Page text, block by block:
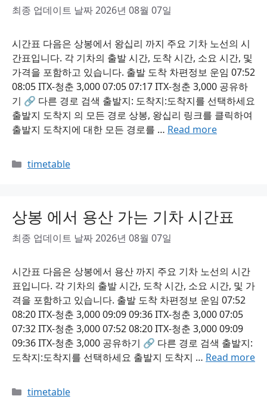
최종 업데이트 날짜 2026년 08월 07일
시간표 다음은 상봉에서 왕십리 까지 주요 기차 노선의 시
간표입니다. 각 기차의 출발 시간, 도착 시간, 소요 시간, 및
가격을 포함하고 있습니다. 출발 도착 차편정보 운임 07:52
08:05 ITX-청춘 3,000 07:05 07:17 ITX-청춘 3,000 공유하
기 🔗 다른 경로 검색 출발지: 도착지:도착지를 선택하세요
출발지 도착지 의 모든 경로 상봉, 왕십리 링크를 클릭하여
출발지 도착지에 대한 모든 경로를 … Read more
Categories
timetable
상봉 에서 용산 가는 기차 시간표
최종 업데이트 날짜 2026년 08월 07일
시간표 다음은 상봉에서 용산 까지 주요 기차 노선의 시간
표입니다. 각 기차의 출발 시간, 도착 시간, 소요 시간, 및 가
격을 포함하고 있습니다. 출발 도착 차편정보 운임 07:52
08:20 ITX-청춘 3,000 09:09 09:36 ITX-청춘 3,000 07:05
07:32 ITX-청춘 3,000 07:52 08:20 ITX-청춘 3,000 09:09
09:36 ITX-청춘 3,000 공유하기 🔗 다른 경로 검색 출발지:
도착지:도착지를 선택하세요 출발지 도착지 … Read more
Categories
timetable